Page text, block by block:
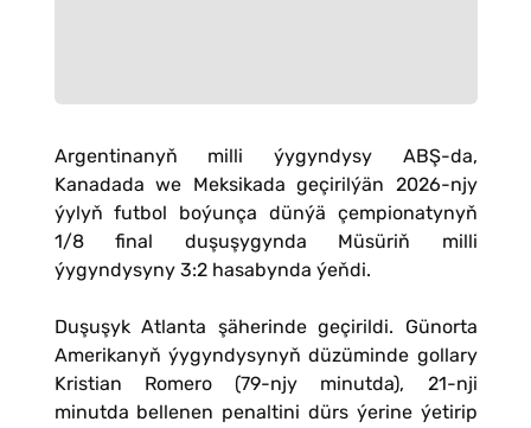
Argentinanyň milli ýygyndysy ABŞ-da,
Kanadada we Meksikada geçirilýän 2026-njy
ýylyň futbol boýunça dünýä çempionatynyň
1/8 final duşuşygynda Müsüriň milli
ýygyndysyny 3:2 hasabynda ýeňdi.
Duşuşyk Atlanta şäherinde geçirildi. Günorta
Amerikanyň ýygyndysynyň düzüminde gollary
Kristian Romero (79-njy minutda), 21-nji
minutda bellenen penaltini dürs ýerine ýetirip